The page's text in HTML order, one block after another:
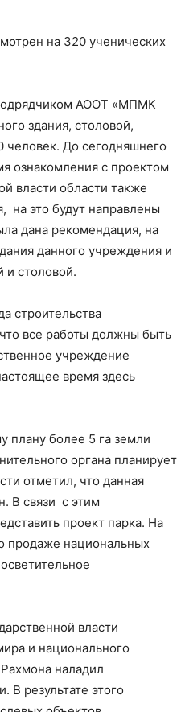
на 320 ученических
АООТ «МПМК
здания, столовой,
человек. До сегодняшнего
ознакомления с проектом
власти области также
на это будут направлены
дана рекомендация, на
данного учреждения и
и столовой.
строительства
все работы должны быть
учреждение
время здесь
плану более 5 га земли
органа планирует
отметил, что данная
В связи с этим
проект парка. На
продаже национальных
власти
и национального
наладил
результате этого